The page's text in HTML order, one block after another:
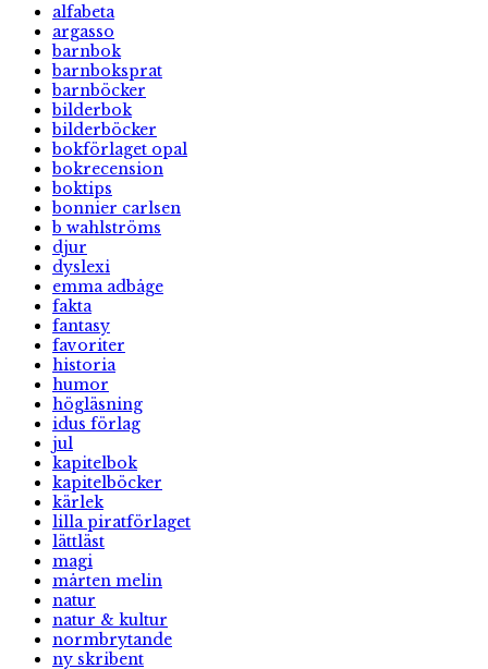
alfabeta
argasso
barnbok
barnboksprat
barnböcker
bilderbok
bilderböcker
bokförlaget opal
bokrecension
boktips
bonnier carlsen
b wahlströms
djur
dyslexi
emma adbåge
fakta
fantasy
favoriter
historia
humor
högläsning
idus förlag
jul
kapitelbok
kapitelböcker
kärlek
lilla piratförlaget
lättläst
magi
mårten melin
natur
natur & kultur
normbrytande
ny skribent